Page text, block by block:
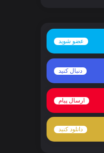
عضو شوید
دنبال کنید
ارسال پیام
دانلود کنید